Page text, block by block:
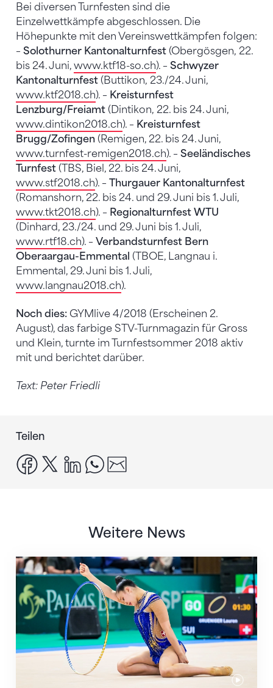
Bei diversen Turnfesten sind die
Einzelwettkämpfe abgeschlossen. Die
Höhepunkte mit den Vereinswettkämpfen folgen:
– Solothurner Kantonalturnfest (Obergösgen, 22.
bis 24. Juni, www.ktf18-so.ch). – Schwyzer
Kantonalturnfest (Buttikon, 23./24. Juni,
www.ktf2018.ch). – Kreisturnfest
Lenzburg/Freiamt (Dintikon, 22. bis 24. Juni,
www.dintikon2018.ch). – Kreisturnfest
Brugg/Zofingen (Remigen, 22. bis 24. Juni,
www.turnfest-remigen2018.ch). – Seeländisches
Turnfest (TBS, Biel, 22. bis 24. Juni,
www.stf2018.ch). – Thurgauer Kantonalturnfest
(Romanshorn, 22. bis 24. und 29. Juni bis 1. Juli,
www.tkt2018.ch). – Regionalturnfest WTU
(Dinhard, 23./24. und 29. Juni bis 1. Juli,
www.rtf18.ch). – Verbandsturnfest Bern
Oberaargau-Emmental (TBOE, Langnau i.
Emmental, 29. Juni bis 1. Juli,
www.langnau2018.ch).
Noch dies: GYMlive 4/2018 (Erscheinen 2.
August), das farbige STV-Turnmagazin für Gross
und Klein, turnte im Turnfestsommer 2018 aktiv
mit und berichtet darüber.
Text: Peter Friedli
Teilen
facebook
x linkedinwhatsapp
Weitere News
Nächster Halt: Weltmeisterschaft